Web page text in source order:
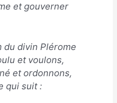
et gouverner
du divin Plérome
et voulons,
et ordonnons,
qui suit :